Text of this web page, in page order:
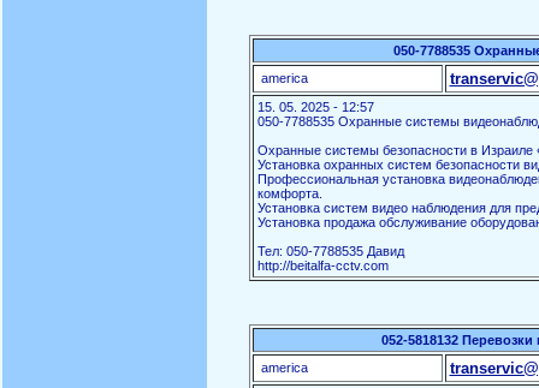
050-7788535
america
15. 05. 2025 - 12:57
050-7788535 Охранные системы
Охранные системы безопасности в Израиле
Установка охранных систем безопасности
Профессиональная установка
комфорта.
Установка систем видео наблюдения для
Установка продажа обслуживание
Тел: 050-7788535 Давид
http://beitalfa-cctv.com
052-5818132
america